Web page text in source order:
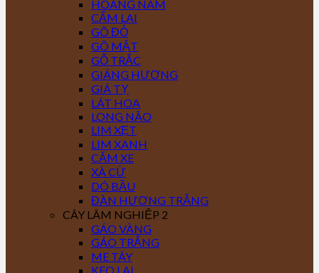
HOÀNG NAM
CẨM LAI
GÕ ĐỎ
GÕ MẬT
GỖ TRẮC
GIÁNG HƯƠNG
GIÁ TỴ
LÁT HOA
LONG NÃO
LIM XẸT
LIM XANH
CĂM XE
XÀ CỪ
DÓ BẦU
ĐÀN HƯƠNG TRẮNG
CÂY LÂM NGHIỆP 2
GÁO VÀNG
GÁO TRẮNG
ME TÂY
KEO LAI